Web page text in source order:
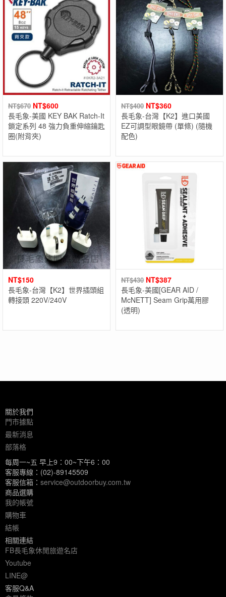
NT$670 NT$600
長毛象-美國 KEY BAK Ratch-It
鎖定系列 48 強力負重伸縮鑰匙
圈(附背夾)
NT$400 NT$360
長毛象-台灣【K2】進口美國
EZ可調型眼鏡帶 (單條) (隨機
配色)
NT$150
長毛象-台灣【K2】世界插頭組
轉接頭 220V/240V
NT$430 NT$387
長毛象-美國[GEAR AID /
McNETT] Seam Grip萬用膠
(透明)
關於我們
門市據點
最新消息
部落格
每周一~五 早上9：00~下午6：00
客服專線：(02)-89145509
客服信箱： service@outdoorbuy.com.tw
商品選購
我的帳號
購物車
結帳
相關連結
FB長毛象休閒旅遊名店
Youtube
LINE@
客服Q&A